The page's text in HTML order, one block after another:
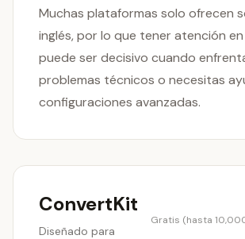
Muchas plataformas solo ofrecen
inglés, por lo que tener atención
puede ser decisivo cuando
problemas técnicos o necesitas
configuraciones avanzadas.
ConvertKit
Diseñado para
Gratis (hasta